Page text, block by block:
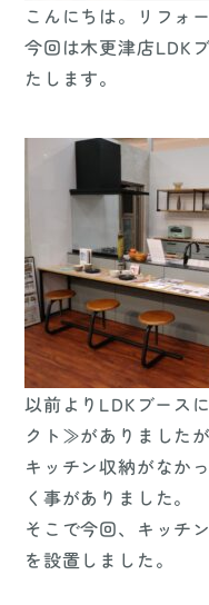
こんにちは。リフォ
今回は木更津店LDK
たします。
以前よりLDKブース
クト≫がありましたが
キッチン収納がなか
く事がありました。
そこで今回、キッ
を設置しました。